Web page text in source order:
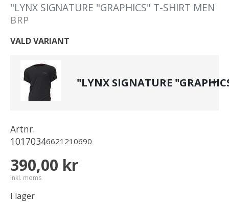
"LYNX SIGNATURE "GRAPHICS" T-SHIRT MEN
BRP
VALD VARIANT
"LYNX SIGNATURE
Artnr.
10170346621210690
390,00 kr
Inkl. moms
I lager